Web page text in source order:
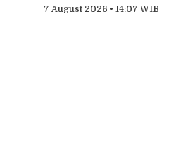
7 August 2026 • 14:07 WIB